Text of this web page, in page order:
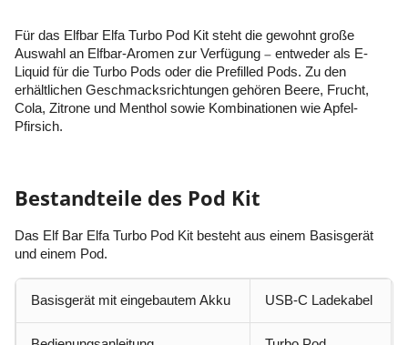
Für das Elfbar Elfa Turbo Pod Kit steht die gewohnt große
Auswahl an Elfbar-Aromen zur Verfügung – entweder als E-
Liquid für die Turbo Pods oder die Prefilled Pods. Zu den
erhältlichen Geschmacksrichtungen gehören Beere, Frucht,
Cola, Zitrone und Menthol sowie Kombinationen wie Apfel-
Pfirsich.
Bestandteile des Pod Kit
Das Elf Bar Elfa Turbo Pod Kit besteht aus einem Basisgerät
und einem Pod.
Basisgerät mit eingebautem Akku USB-C Ladekabel